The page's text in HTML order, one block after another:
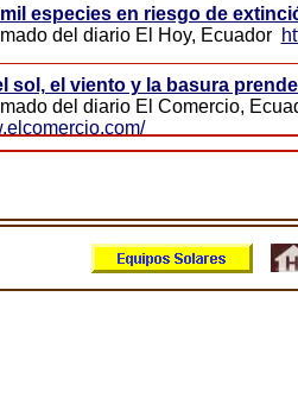
mil especies en riesgo de
del diario El Hoy, Ecuador
sol, el viento y la basura
del diario El Comercio,